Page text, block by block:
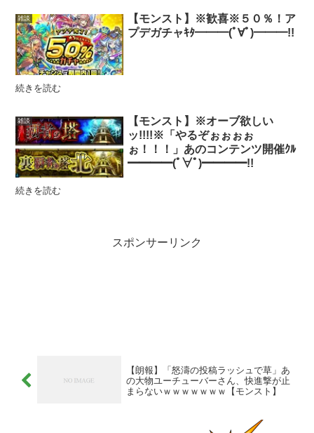
雑談
【モンスト】※歓喜※５０％！ア
プデガチャｷﾀ━━━(ﾟ∀ﾟ)━━━!!
続きを読む
雑談
【モンスト】※オーブ欲しい
ッ!!!!※「やるぞぉぉぉぉ
ぉ！！！」あのコンテンツ開催ｸﾙ
━━━━(ﾟ∀ﾟ)━━━━!!
続きを読む
スポンサーリンク
【朗報】「怒濤の投稿ラッシュで草」あ
の大物ユーチューバーさん、快進撃が止
まらないｗｗｗｗｗｗｗ【モンスト】